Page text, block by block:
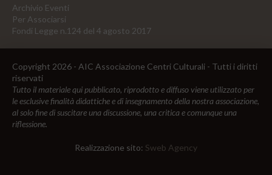
Archivio Eventi
Per Associarsi
Fondi Legge n.124 del 4 agosto 2017
Copyright 2026 - AIC Associazione Centri Culturali - Tutti i diritti
riservati
Tutto il materiale qui pubblicato, riprodotto e diffuso viene utilizzato per
le esclusive finalità didattiche e di insegnamento della nostra associazione,
al solo fine di suscitare una discussione, una critica e comunque una
riflessione.
Realizzazione sito: Sweb Agency